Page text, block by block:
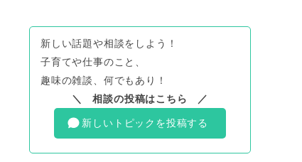
新しい話題や相談をしよう！
子育てや仕事のこと、
趣味の雑談、何でもあり！
＼ 相談の投稿はこちら ／
新しいトピックを投稿する